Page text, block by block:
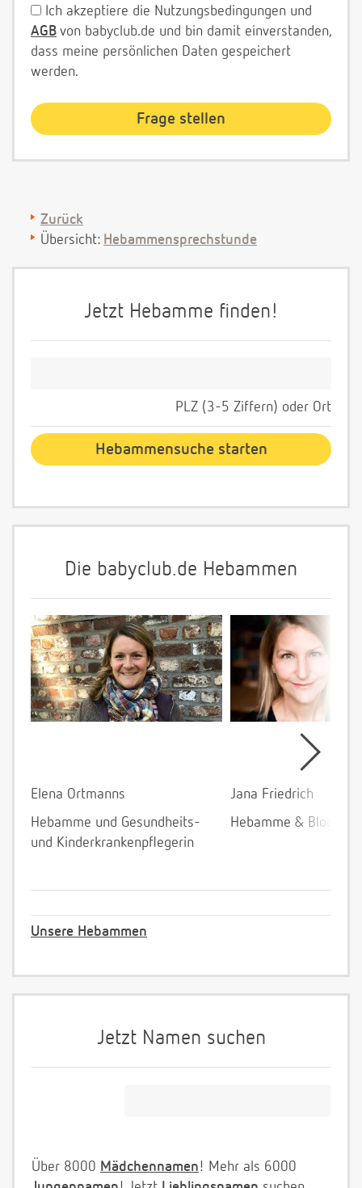
Ich akzeptiere die Nutzungsbedingungen und
AGB von babyclub.de und bin damit einverstanden,
dass meine persönlichen Daten gespeichert
werden.
Zurück
Übersicht: Hebammensprechstunde
Jetzt Hebamme finden!
PLZ (3-5 Ziffern) oder Ort
Die babyclub.de Hebammen
Elena Ortmanns
Hebamme und Gesundheits-
und Kinderkrankenpflegerin
Jana Friedrich
Hebamme &
Unsere Hebammen
Jetzt Namen suchen
Über 8000 Mädchennamen! Mehr als 6000